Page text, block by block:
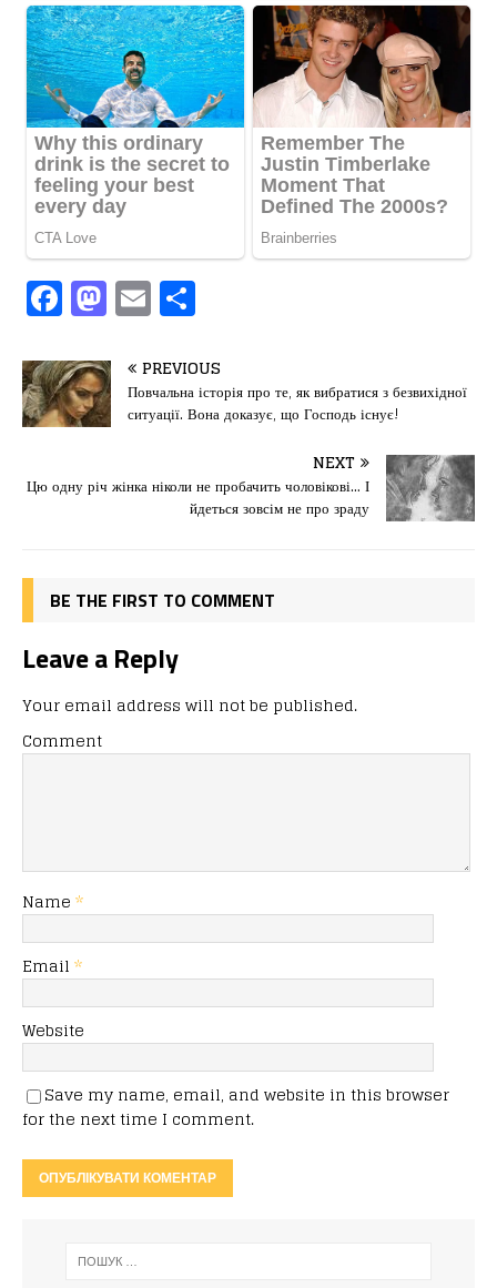
F
a
c
e
b
o
o
M
a
st
o
d
o
n
E
m
ai
l
іл
и
т
ис
я
PREVIOUS
Повчальна історія про те, як вибратися з безвихідної
ситуації. Вона доказує, що Господь існує!
NEXT
Цю одну річ жінка ніколи не пробачить чоловікові… І
йдеться зовсім не про зраду
BE THE FIRST TO COMMENT
Leave a Reply
Your email address will not be published.
Comment
Name *
Email *
Website
Save my name, email, and website in this browser
for the next time I comment.